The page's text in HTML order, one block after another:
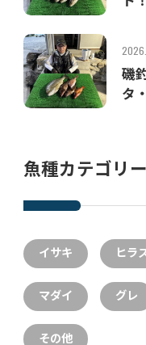
磯
タ
魚種カテゴリー
イサキ ヒラ
マダイ グレ
その他